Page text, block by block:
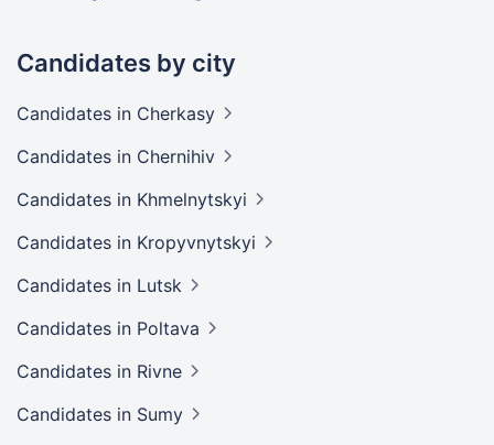
Candidates by city
Candidates in Cherkasy
Candidates in Chernihiv
Candidates in Khmelnytskyi
Candidates in Kropyvnytskyi
Candidates in Lutsk
Candidates in Poltava
Candidates in Rivne
Candidates in Sumy